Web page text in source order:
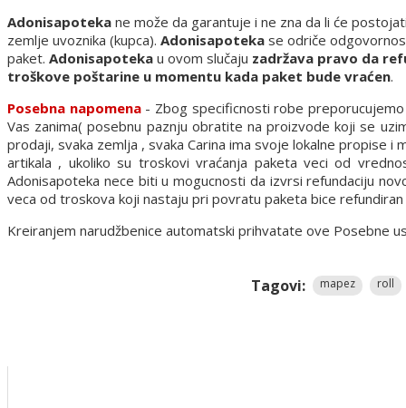
Adonisapoteka ne može da garantuje i ne zna da li će
zemlje uvoznika (kupca). Adonisapoteka se odriče
paket. Adonisapoteka u ovom slučaju zadržava pravo da
troškove poštarine u momentu kada paket bude vraćen.
Posebna napomena- Zbog specificnosti robe
Vas zanima( posebnu paznju obratite na proizvode koji se
prodaji, svaka zemlja , svaka Carina ima svoje lokalne propise
artikala , ukoliko su troskovi vraćanja paketa veci od
Adonisapoteka nece biti u mogucnosti da izvrsi refundaciju
veca od troskova koji nastaju pri povratu paketa bice
Kreiranjem narudžbenice automatski prihvatate ove Posebne
Tagovi: mapez roll